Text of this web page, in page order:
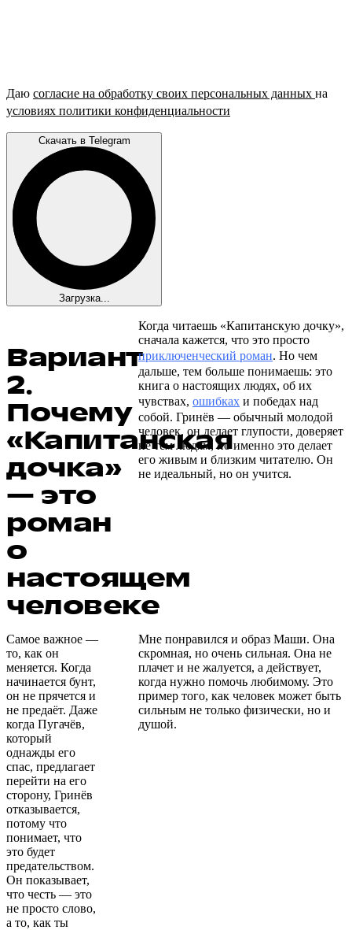
Даю согласие на обработку своих персональных данных на
условиях политики конфиденциальности
Скачать в Telegram
Загрузка...
Вариант
2.
Почему
«Капитанская
дочка»
— это
роман
о
настоящем
человеке
Когда читаешь «Капитанскую дочку»,
сначала кажется, что это просто
приключенческий роман. Но чем
дальше, тем больше понимаешь: это
книга о настоящих людях, об их
чувствах, ошибках и победах над
собой. Гринёв — обычный молодой
человек, он делает глупости, доверяет
не тем людям, но именно это делает
его живым и близким читателю. Он
не идеальный, но он учится.
Самое важное —
то, как он
меняется. Когда
начинается бунт,
он не прячется и
не предаёт. Даже
когда Пугачёв,
который
однажды его
спас, предлагает
перейти на его
сторону, Гринёв
отказывается,
потому что
понимает, что
это будет
предательством.
Он показывает,
что честь — это
не просто слово,
а то, как ты
Мне понравился и образ Маши. Она
скромная, но очень сильная. Она не
плачет и не жалуется, а действует,
когда нужно помочь любимому. Это
пример того, как человек может быть
сильным не только физически, но и
душой.